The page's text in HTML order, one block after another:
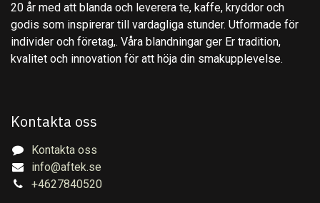
20 år med att blanda och leverera te, kaffe, kryddor och
godis som inspirerar till vardagliga stunder. Utformade för
individer och företag,. Våra blandningar ger Er tradition,
kvalitet och innovation för att höja din smakupplevelse.
Kontakta oss
Kontakta oss
info@aftek.se
+4627840520